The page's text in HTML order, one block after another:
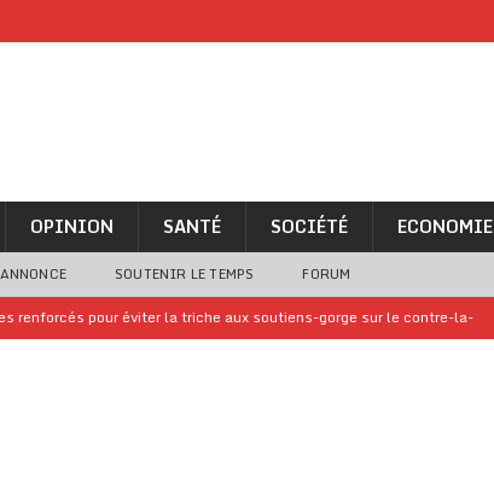
OPINION SANTÉ SOCIÉTÉ ECONOMIE
SOUTENIR LE TEMPS FORUM
renforcés pour éviter la triche aux soutiens-gorge sur le contre-la-